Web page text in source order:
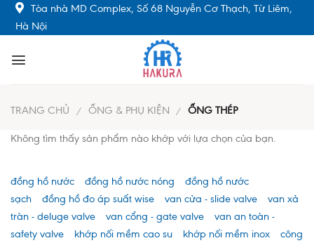
Skip
Tòa nhà MD Complex, Số 68 Nguyễn Cơ Thạch, Từ Liêm,
Hà Nội
TRANG CHỦ / ỐNG & PHỤ KIỆN / ỐNG THÉP
Không tìm thấy sản phẩm nào khớp với lựa chọn của bạn.
đồng hồ nước đồng hồ nước nóng
đồng hồ nước
sạch
đồng hồ đo áp suất wise van cửa - slide valve
van xả
tràn - deluge valve
van cổng - gate valve
van an toàn -
safety valve
khớp nối mềm cao su khớp nối mềm inox
công